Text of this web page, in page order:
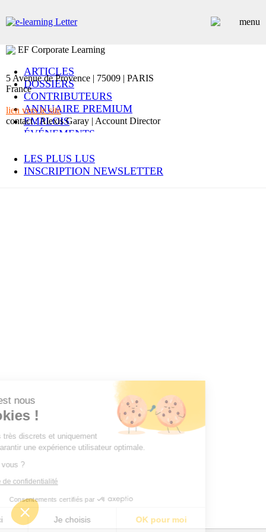
c'est nous
!
très discrets et uniquement
garantir une expérience utilisateur optimale.
pour vous ?
de confidentialité
Consentements certifiés par
merci Je choisis OK pour moi
ARTICLES
DOSSIERS
CONTRIBUTEURS
ANNUAIRE PREMIUM
EMPLOIS
ÉVÉNEMENTS
LES PLUS LUS
INSCRIPTION NEWSLETTER
EF Corporate Learning
5 Avenue de Provence | 75009 | PARIS
France
lien vers le site
contact : Alexis Garay | Account Director